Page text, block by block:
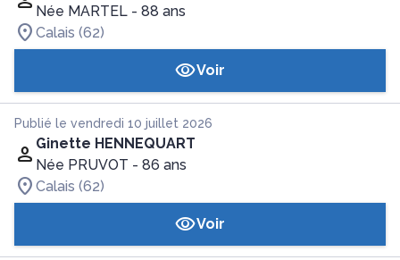
Née MARTEL - 88 ans
Calais (62)
Voir
Publié le vendredi 10 juillet 2026
Ginette HENNEQUART
Née PRUVOT - 86 ans
Calais (62)
Voir